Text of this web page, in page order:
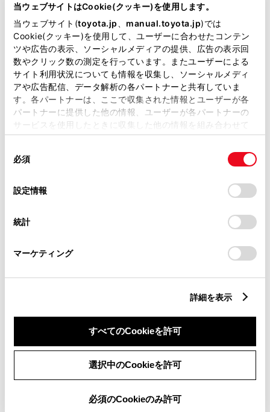
当ウェブサイトはCookie(クッキー)を使用します。
当ウェブサイト(toyota.jp manual.toyota.jp)では
Cookie(クッキー)を使用して、ユーザーに合わせたコンテン
ツや広告の表示、ソーシャルメディアの提供、広告の表示回
数やクリック数の測定を行っています。またユーザーによる
サイト利用状況についても情報を収集し、ソーシャルメディ
アや広告配信、データ解析の各パートナーと共有していま
す。各パートナーは、ここで収集された情報とユーザーが各
パートナーに提供した他の情報、ユーザーが各パートナーの
サービスを使用したときに収集した他の情報を組み合わせて
使用することがあります。当ウェブサイトの使用を続行する
デバイスにすべてのCookie(クッキー)が保存されることに同
意したことになります。Cookie(クッキー)のオプトアウト、
設定の変更、同意を撤回したりするにあたっては、当社の
「Cookie（クッキー）情報の取り扱いについて
」をご覧くだ
必須
設定情報
統計
マーケティング
詳細を表示
すべてのCookieを許可
選択中のCookieを許可
必須のCookieのみ許可
店までご相談くださいますよう
お願いいたします。最寄りのト
ヨタ販売店はこちらからご確認
いただけます。
おクルマの故障、点検、修理等
（販売店を窓口におクルマの状
態を診断する必要がございま
（販売店単位でオーダーを
いただいておりますため、弊社
純正部品の品番、価格、取り付
にご相談いただけますと幸いで
トヨタ販売店へのお問い合わせ
おクルマに関するお問い合わせ